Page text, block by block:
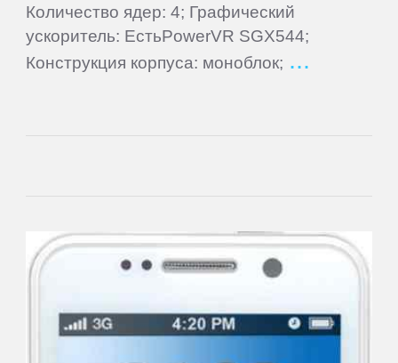
Количество ядер: 4; Графический
ускоритель: ЕстьPowerVR SGX544;
Конструкция корпуса: моноблок;
Lark
Match